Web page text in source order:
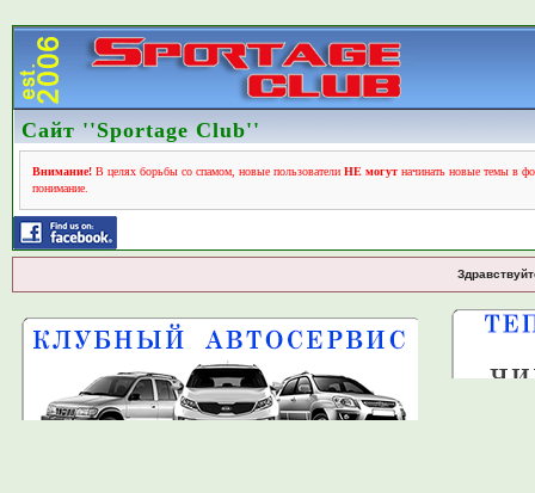
Сайт ''Sportage Club''
Внимание!В целях борьбы со спамом, новые пользователи НЕ могутначинать новые темы в
понимание.